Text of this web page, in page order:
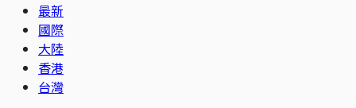
最新
國際
大陸
香港
台灣